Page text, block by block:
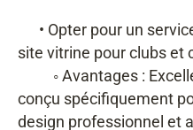
• Opter pour un
site vitrine pour clubs et
◦ Avantages :
conçu spécifiquement
design professionnel et